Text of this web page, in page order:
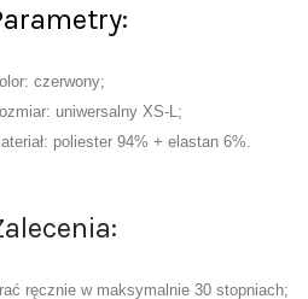
czerwony;
uniwersalny XS-L;
poliester 94% + elastan 6%.
ręcznie w maksymalnie 30 stopniach;